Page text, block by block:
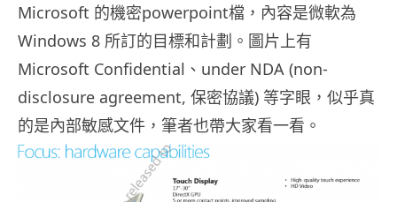
Microsoft 的機密powerpoint檔，內容是微軟為
Windows 8 所訂的目標和計劃。圖片上有
Microsoft Confidential、under NDA (non-
disclosure agreement, 保密協議) 等字眼，似乎真
的是內部敏感文件，筆者也帶大家看一看。